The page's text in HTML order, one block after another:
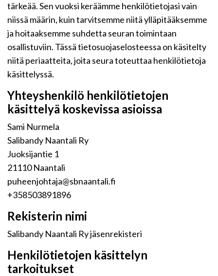
tärkeää. Sen vuoksi keräämme henkilötietojasi vain
niissä määrin, kuin tarvitsemme niitä ylläpitääksemme
ja hoitaaksemme suhdetta seuran toimintaan
osallistuviin. Tässä tietosuojaselosteessa on käsitelty
niitä periaatteita, joita seura toteuttaa henkilötietoja
käsittelyssä.
Yhteyshenkilö henkilötietojen
käsittelyä koskevissa asioissa
Sami Nurmela
Salibandy Naantali Ry
Juoksijantie 1
21110 Naantali
puheenjohtaja@sbnaantali.fi
+358503891896
Rekisterin nimi
Salibandy Naantali Ry jäsenrekisteri
Henkilötietojen käsittelyn
tarkoitukset